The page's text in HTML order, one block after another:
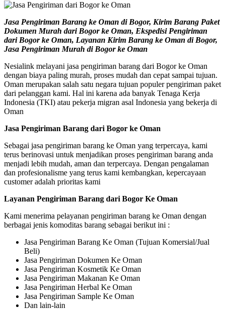
Jasa Pengiriman Barang ke Oman di Bogor, Kirim Barang Paket
Dokumen Murah dari Bogor ke Oman, Ekspedisi Pengiriman
dari Bogor ke Oman, Layanan Kirim Barang ke Oman di Bogor,
Jasa Pengiriman Murah di Bogor ke Oman
Nesialink melayani jasa pengiriman barang dari Bogor ke Oman
dengan biaya paling murah, proses mudah dan cepat sampai tujuan.
Oman merupakan salah satu negara tujuan populer pengiriman paket
dari pelanggan kami. Hal ini karena ada banyak Tenaga Kerja
Indonesia (TKI) atau pekerja migran asal Indonesia yang bekerja di
Oman
Jasa Pengiriman Barang dari Bogor ke Oman
Sebagai jasa pengiriman barang ke Oman yang terpercaya, kami
terus berinovasi untuk menjadikan proses pengiriman barang anda
menjadi lebih mudah, aman dan terpercaya. Dengan pengalaman
dan profesionalisme yang terus kami kembangkan, kepercayaan
customer adalah prioritas kami
Layanan Pengiriman Barang dari Bogor Ke Oman
Kami menerima pelayanan pengiriman barang ke Oman dengan
berbagai jenis komoditas barang sebagai berikut ini :
Jasa Pengiriman Barang Ke Oman (Tujuan Komersial/Jual
Beli)
Jasa Pengiriman Dokumen Ke Oman
Jasa Pengiriman Kosmetik Ke Oman
Jasa Pengiriman Makanan Ke Oman
Jasa Pengiriman Herbal Ke Oman
Jasa Pengiriman Sample Ke Oman
Dan lain-lain